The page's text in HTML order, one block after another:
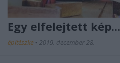
Egy elfelejtett kép...
építészke • 2019. december 28.